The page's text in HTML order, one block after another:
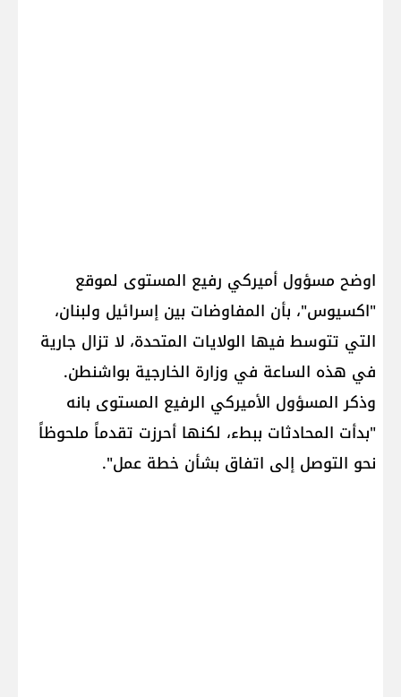
اوضح مسؤول أميركي رفيع المستوى لموقع
"اكسيوس"، بأن المفاوضات بين ​إسرائيل​ و​لبنان​،
التي تتوسط فيها ​الولايات المتحدة​، لا تزال جارية
في هذه الساعة في وزارة الخارجية بواشنطن.
وذكر المسؤول الأميركي الرفيع المستوى بانه
"بدأت المحادثات ببطء، لكنها أحرزت تقدماً ملحوظاً
نحو التوصل إلى اتفاق بشأن خطة عمل".